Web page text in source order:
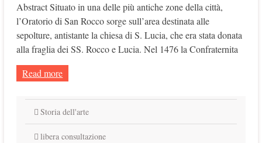
Abstract Situato in una delle più antiche zone della città,
l’Oratorio di San Rocco sorge sull’area destinata alle
sepolture, antistante la chiesa di S. Lucia, che era stata donata
alla fraglia dei SS. Rocco e Lucia. Nel 1476 la Confraternita
Read more
Storia dell'arte
libera consultazione